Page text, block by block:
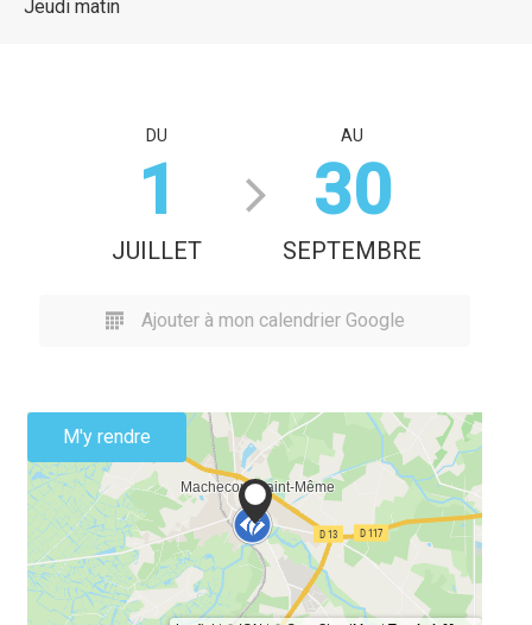
Jeudi matin
DU
1
JUILLET
AU
30
SEPTEMBRE
Ajouter à mon calendrier Google
M'y rendre